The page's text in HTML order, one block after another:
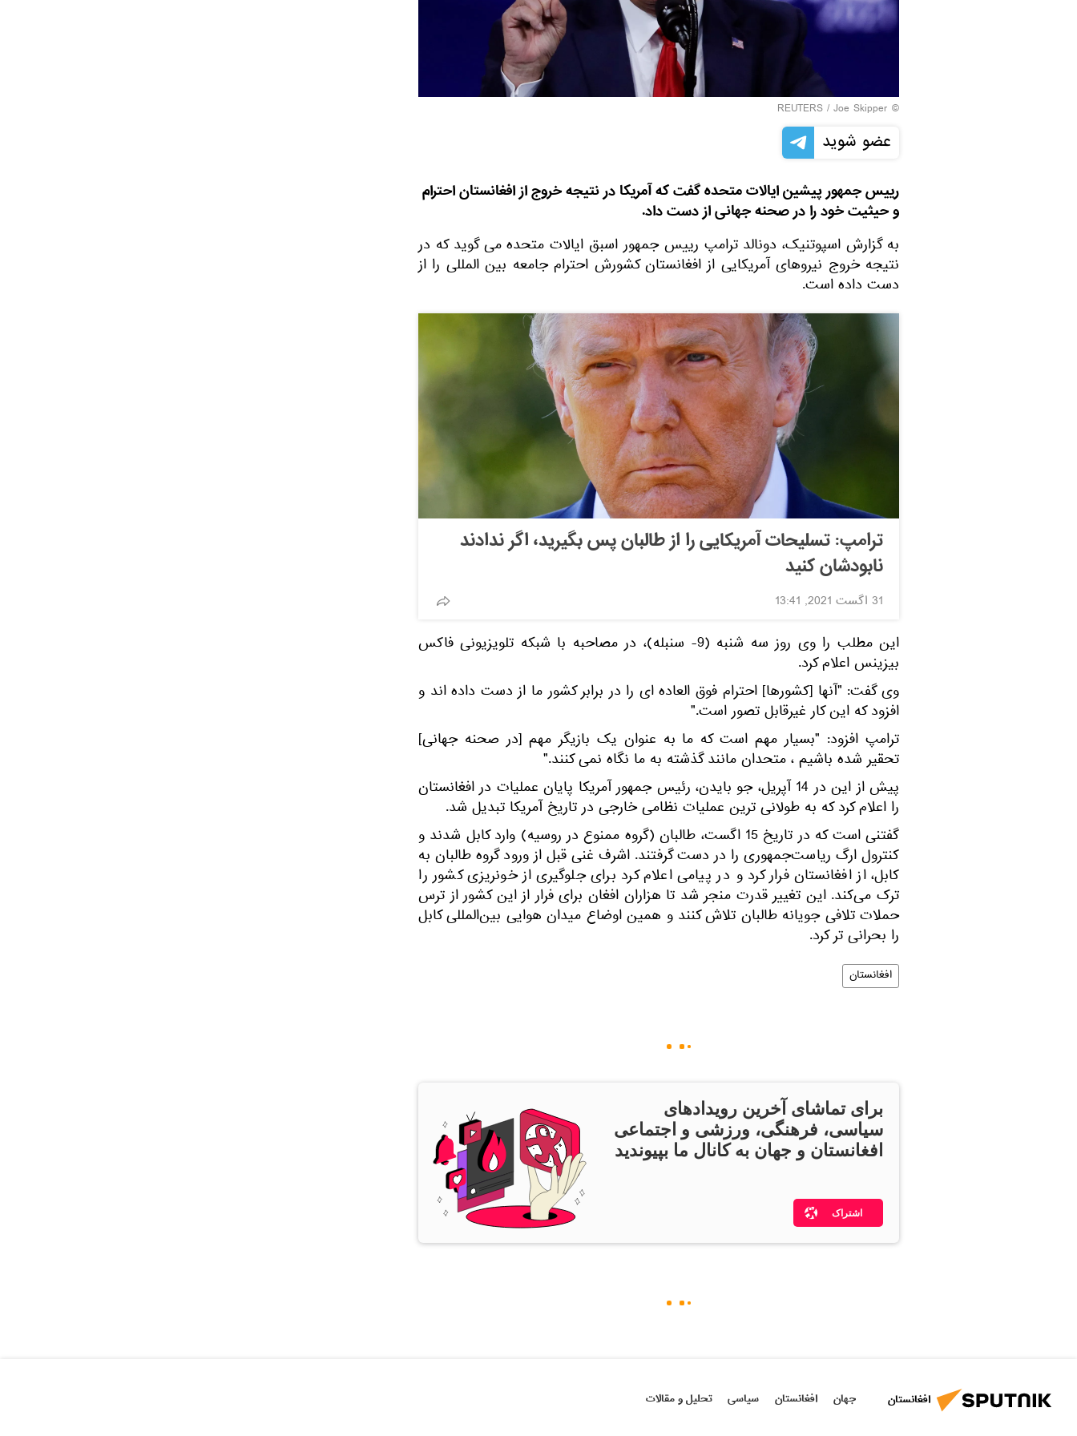
©
REUTERS / Joe Skipper
عضو شوید
رییس جمهور پیشین ایالات متحده گفت که آمریکا در نتیجه خروج از افغانستان احترام
و حیثیت خود را در صحنه جهانی از دست داد.
به گزارش اسپوتنیک، دونالد ترامپ رییس جمهور اسبق ایالات متحده می گوید که در
نتیجه خروج نیروهای آمریکایی از افغانستان کشورش احترام جامعه بین المللی را از
دست داده است.
ترامپ: تسلیحات آمریکایی را از طالبان پس بگیرید، اگر ندادند
نابودشان کنید
31 اگست 2021, 13:41
این مطلب را وی روز سه شنبه (9- سنبله)، در مصاحبه با شبکه تلویزیونی فاکس
بیزینس اعلام کرد.
وی گفت: "آنها [کشورها] احترام فوق العاده ای را در برابر کشور ما از دست داده اند و
افزود که این کار غیرقابل تصور است."
ترامپ افزود: "بسیار مهم است که ما به عنوان یک بازیگر مهم [در صحنه جهانی]
تحقیر شده باشیم ، متحدان مانند گذشته به ما نگاه نمی کنند."
پیش از این در 14 آپریل، جو بایدن، رئیس جمهور آمریکا پایان عملیات در افغانستان
را اعلام کرد که به طولانی ترین عملیات نظامی خارجی در تاریخ آمریکا تبدیل شد.
گفتنی است که در تاریخ 15 اگست، طالبان (گروه ممنوع در روسیه) وارد کابل شدند و
کنترول ارگ ریاست‌جمهوری را در دست گرفتند. اشرف غنی قبل از ورود گروه طالبان به
کابل، از افغانستان فرار کرد و در پیامی اعلام کرد برای جلوگیری از خونریزی کشور را
ترک می‌کند. این تغییر قدرت منجر شد تا هزاران افغان برای فرار از این کشور از ترس
حملات تلافی جویانه طالبان تلاش کنند و همین اوضاع میدان هوایی بین‌المللی کابل
را بحرانی تر کرد.
افغانستان
برای تماشای آخرین رویدادهای
سیاسی، فرهنگی، ورزشی و اجتماعی
افغانستان و جهان به کانال ما بپیوندید
اشتراک
افغانستان جهان افغانستان سیاسی تحلیل و مقالات